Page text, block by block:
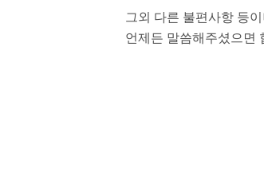
그외 다른 불편사항 등
언제든 말씀해주셨으면